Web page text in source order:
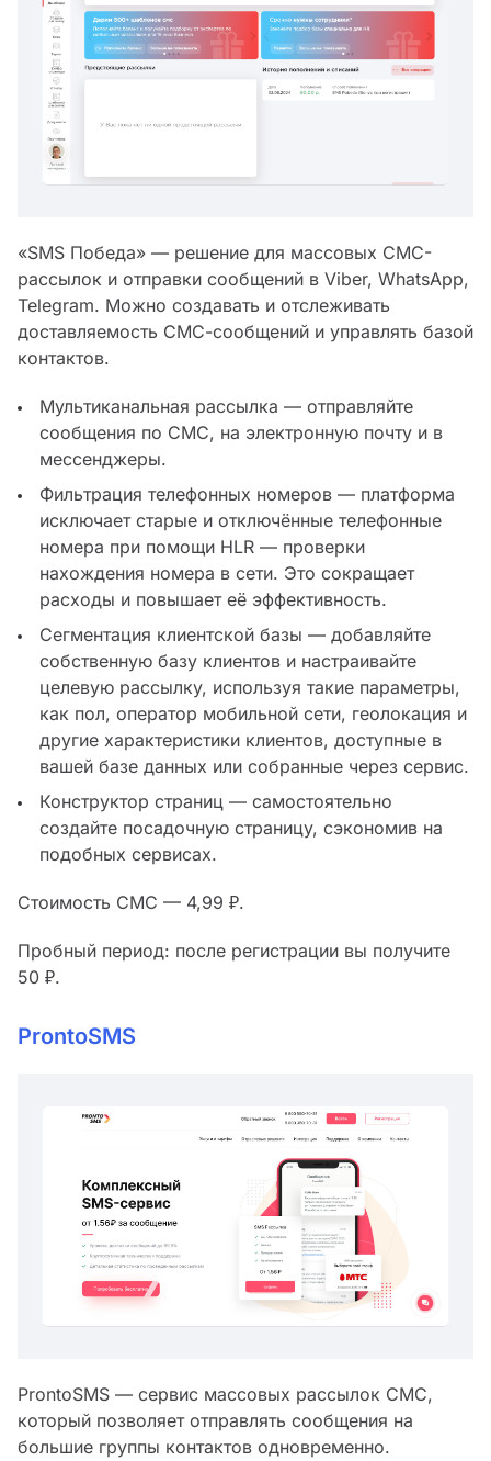
«SMS Победа» — решение для массовых СМС-
рассылок и отправки сообщений в Viber, WhatsApp,
Telegram. Можно создавать и отслеживать
доставляемость СМС-сообщений и управлять базой
контактов.
Мультиканальная рассылка — отправляйте
сообщения по СМС, на электронную почту и в
мессенджеры.
Фильтрация телефонных номеров — платформа
исключает старые и отключённые телефонные
номера при помощи HLR — проверки
нахождения номера в сети. Это сокращает
расходы и повышает её эффективность.
Сегментация клиентской базы — добавляйте
собственную базу клиентов и настраивайте
целевую рассылку, используя такие параметры,
как пол, оператор мобильной сети, геолокация и
другие характеристики клиентов, доступные в
вашей базе данных или собранные через сервис.
Конструктор страниц — самостоятельно
создайте посадочную страницу, сэкономив на
подобных сервисах.
Стоимость СМС — 4,99 ₽.
Пробный период: после регистрации вы получите
50 ₽.
ProntoSMS
ProntoSMS — сервис массовых рассылок СМС,
который позволяет отправлять сообщения на
большие группы контактов одновременно.